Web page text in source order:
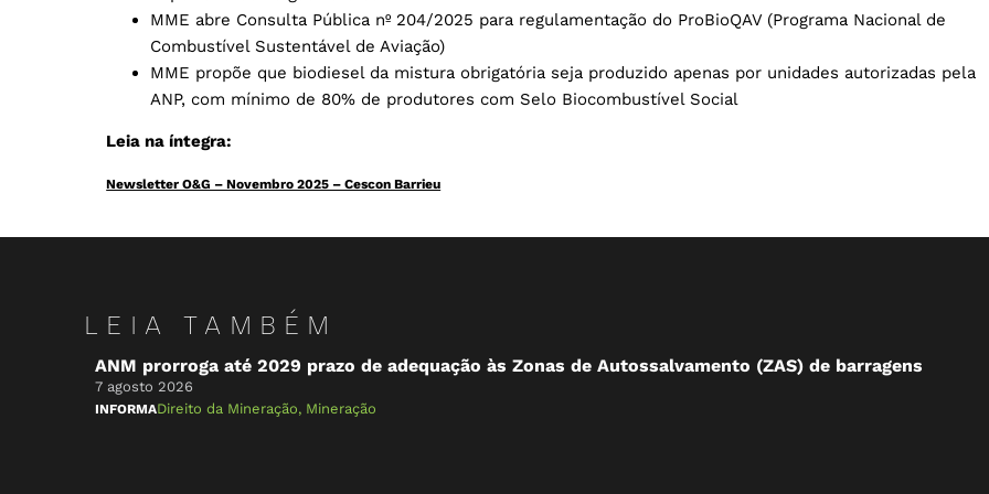
MME abre Consulta Pública nº 204/2025 para regulamentação do ProBioQAV (Programa Nacional de
Combustível Sustentável de Aviação)
MME propõe que biodiesel da mistura obrigatória seja produzido apenas por unidades autorizadas pela
ANP, com mínimo de 80% de produtores com Selo Biocombustível Social
Leia na íntegra:
Newsletter O&G – Novembro 2025 – Cescon Barrieu
LEIA TAMBÉM
ANM prorroga até 2029 prazo de adequação às Zonas de Autossalvamento (ZAS) de barragens
7 agosto 2026
INFORMADireito da Mineração, Mineração